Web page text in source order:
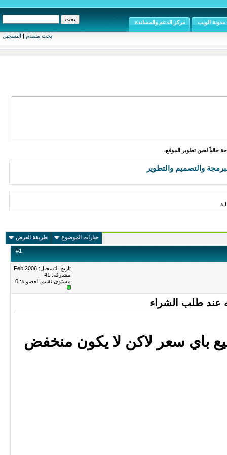
بحث متقدم | التسجيل
مدونة الويب مركز الدعم والمساندة
حالياً لحين تطوير الموقع.
والتصميم والتطوير
خيارات الموضوع طريقة العرض
#1
تاريخ التسجيل: Feb 2006
مشاركة: 41
مستوى تقييم العضوية: 0
عند طلب الشراء
باي سعر لاكن لا يكون منخفض